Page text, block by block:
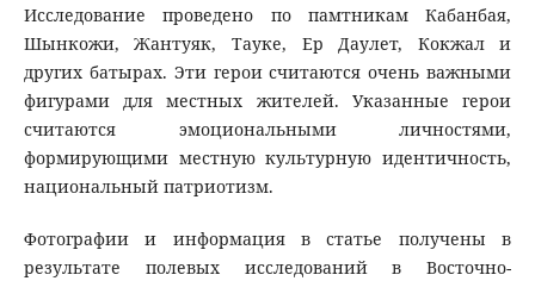
Исследование проведено по памтникам Кабанбая,
Шынкожи, Жантуяк, Тауке, Ер Даулет, Кокжал и
других батырах. Эти герои считаются очень важными
фигурами для местных жителей. Указанные герои
считаются эмоциональными личностями,
формирующими местную культурную идентичность,
национальный патриотизм.
Фотографии и информация в статье получены в
результате полевых исследований в Восточно-